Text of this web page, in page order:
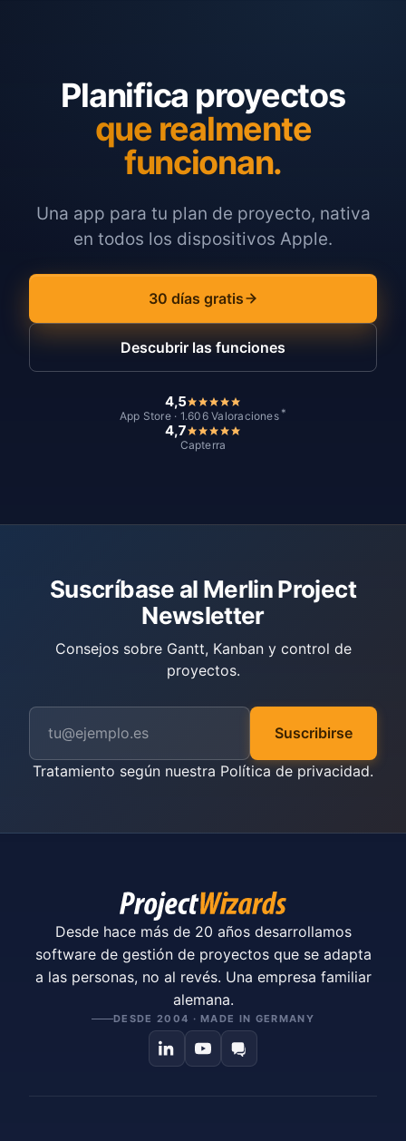
Planifica proyectos
que realmente
funcionan.
Una app para tu plan de proyecto, nativa
en todos los dispositivos Apple.
30 días gratis
Descubrir las funciones
4,5
App Store · 1.606 Valoraciones *
4,7
Capterra
Suscríbase al Merlin Project
Newsletter
Consejos sobre Gantt, Kanban y control de
proyectos.
Suscribirse
Tratamiento según nuestra Política de privacidad.
Desde hace más de 20 años desarrollamos
software de gestión de proyectos que se adapta
a las personas, no al revés. Una empresa familiar
alemana.
DESDE 2004 · MADE IN GERMANY